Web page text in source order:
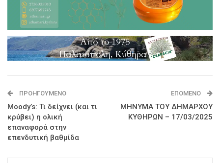
ΠΡΟΗΓΟΎΜΕΝΟ
Moody’s: Τι δείχνει (και τι
κρύβει) η ολική
επαναφορά στην
επενδυτική βαθμίδα
ΕΠΌΜΕΝΟ
ΜΗΝΥΜΑ ΤΟΥ ΔΗΜΑΡΧΟΥ
ΚΥΘΗΡΩΝ – 17/03/2025